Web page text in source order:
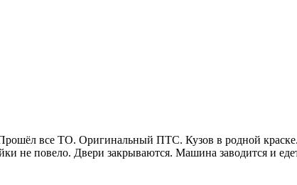
все ТО. Оригинальный ПТС. Кузов в родной
не повело. Двери закрываются. Машина заводится и